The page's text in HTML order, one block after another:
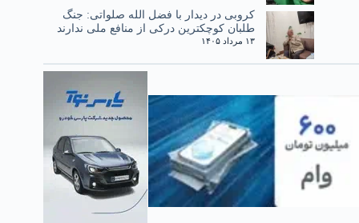
کروبی در دیدار با فضل الله صلواتی: جنگ
طلبان کوچکترین درکی از منافع ملی ندارند
۱۳ مرداد ۱۴۰۵